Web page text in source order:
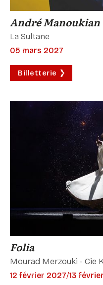
André Manoukian
La Sultane
05 mars 2027
Billetterie
Folia
Mourad Merzouki - Cie
12 février 2027/13